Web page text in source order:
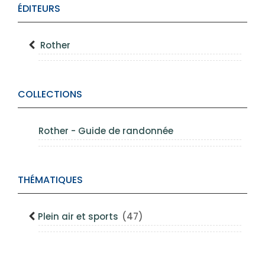
ÉDITEURS
Rother
COLLECTIONS
Rother - Guide de randonnée
THÉMATIQUES
Plein air et sports (47)